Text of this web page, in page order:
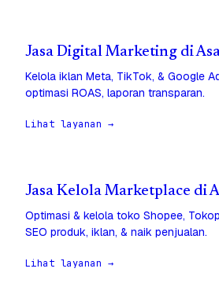
Jasa Digital Marketing di
Kelola iklan Meta, TikTok, & Google
optimasi ROAS, laporan transparan.
Lihat layanan →
Jasa Kelola Marketplace di
Optimasi & kelola toko Shopee,
SEO produk, iklan, & naik penjualan.
Lihat layanan →